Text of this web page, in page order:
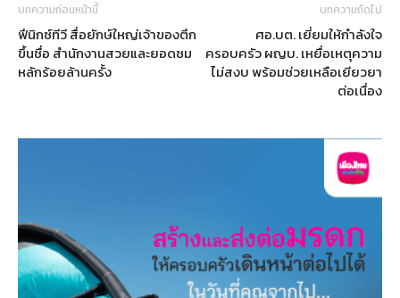
บทความก่อนหน้านี้
ฟีนิกซ์ทีวี สื่อยักษ์ใหญ่เจ้าของตึก
ขึ้นชื่อ สำนักงานสวยและยอดชม
หลักร้อยล้านครั้ง
บทความถัดไป
ศอ.บต. เยี่ยมให้กำลังใจ
ครอบครัว ผญบ. เหยื่อเหตุความ
ไม่สงบ พร้อมช่วยเหลือเยียวยา
ต่อเนื่อง